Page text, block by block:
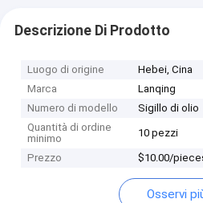
Descrizione Di Prodotto
Luogo di origine
Hebei, Cina
Marca
Lanqing
Numero di modello
Sigillo di olio
Quantità di ordine
minimo
10 pezzi
Prezzo $10.00/
Osservi